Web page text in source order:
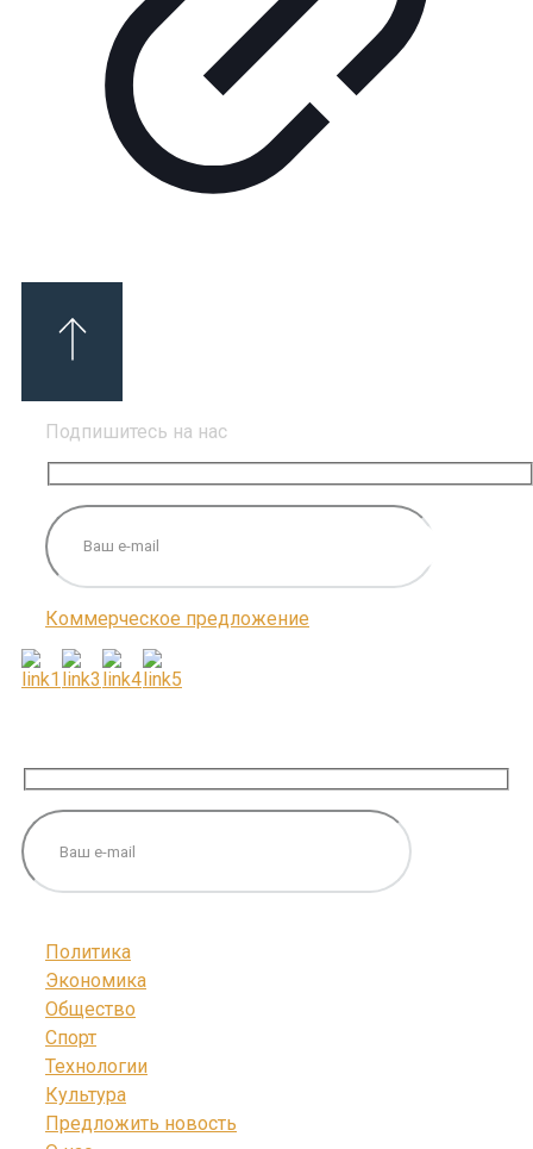
Подпишитесь на нас
Коммерческое предложение
Политика
Экономика
Общество
Спорт
Технологии
Культура
Предложить новость